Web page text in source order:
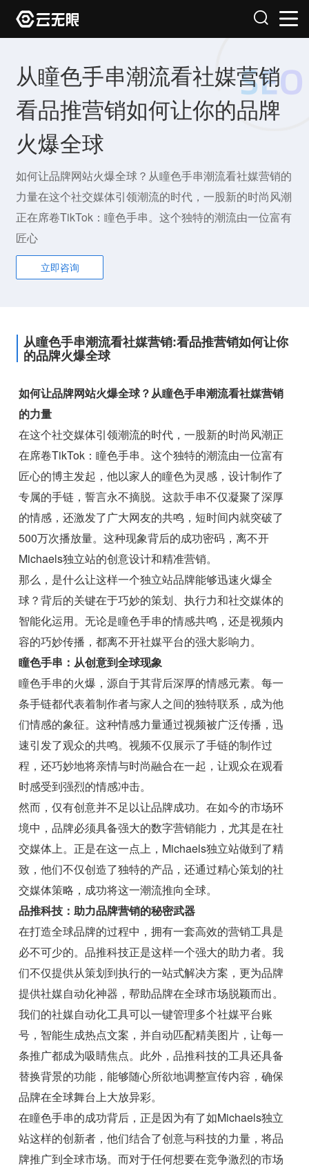
从瞳色手串潮流看社媒营销
看品推营销如何让你的品牌
火爆全球
如何让品牌网站火爆全球？从瞳色手串潮流看社媒营销的
力量在这个社交媒体引领潮流的时代，一股新的时尚风潮
正在席卷TikTok：瞳色手串。这个独特的潮流由一位富有
匠心
立即咨询
从瞳色手串潮流看社媒营销:看品推营销如何让你
的品牌火爆全球
如何让品牌网站火爆全球？从瞳色手串潮流看社媒营销
的力量
在这个社交媒体引领潮流的时代，一股新的时尚风潮正
在席卷TikTok：瞳色手串。这个独特的潮流由一位富有
匠心的博主发起，他以家人的瞳色为灵感，设计制作了
专属的手链，誓言永不摘脱。这款手串不仅凝聚了深厚
的情感，还激发了广大网友的共鸣，短时间内就突破了
500万次播放量。这种现象背后的成功密码，离不开
Michaels独立站的创意设计和精准营销。
那么，是什么让这样一个独立站品牌能够迅速火爆全
球？背后的关键在于巧妙的策划、执行力和社交媒体的
智能化运用。无论是瞳色手串的情感共鸣，还是视频内
容的巧妙传播，都离不开社媒平台的强大影响力。
瞳色手串：从创意到全球现象
瞳色手串的火爆，源自于其背后深厚的情感元素。每一
条手链都代表着制作者与家人之间的独特联系，成为他
们情感的象征。这种情感力量通过视频被广泛传播，迅
速引发了观众的共鸣。视频不仅展示了手链的制作过
程，还巧妙地将亲情与时尚融合在一起，让观众在观看
时感受到强烈的情感冲击。
然而，仅有创意并不足以让品牌成功。在如今的市场环
境中，品牌必须具备强大的数字营销能力，尤其是在社
交媒体上。正是在这一点上，Michaels独立站做到了精
致，他们不仅创造了独特的产品，还通过精心策划的社
交媒体策略，成功将这一潮流推向全球。
品推科技：助力品牌营销的秘密武器
在打造全球品牌的过程中，拥有一套高效的营销工具是
必不可少的。品推科技正是这样一个强大的助力者。我
们不仅提供从策划到执行的一站式解决方案，更为品牌
提供社媒自动化神器，帮助品牌在全球市场脱颖而出。
我们的社媒自动化工具可以一键管理多个社媒平台账
号，智能生成热点文案，并自动匹配精美图片，让每一
条推广都成为吸睛焦点。此外，品推科技的工具还具备
替换背景的功能，能够随心所欲地调整宣传内容，确保
品牌在全球舞台上大放异彩。
在瞳色手串的成功背后，正是因为有了如Michaels独立
站这样的创新者，他们结合了创意与科技的力量，将品
牌推广到全球市场。而对于任何想要在竞争激烈的市场